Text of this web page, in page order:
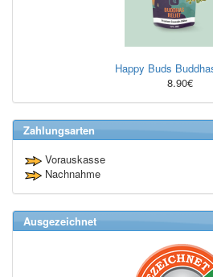
Happy Buds
8.90€
Zahlungsarten
Vorauskasse
Nachnahme
Ausgezeichnet